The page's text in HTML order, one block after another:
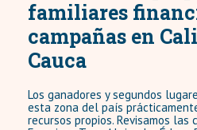
familiares
campañas en
Cauca
Los ganadores y segundos
esta zona del país
recursos propios. Revisamos las